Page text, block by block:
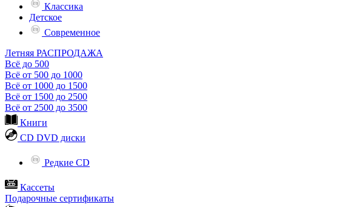
Классика
Детское
Современное
Летняя РАСПРОДАЖА
Всё до 500
Всё от 500 до 1000
Всё от 1000 до 1500
Всё от 1500 до 2500
Всё от 2500 до 3500
Книги
CD DVD диски
Редкие CD
Кассеты
Подарочные сертификаты